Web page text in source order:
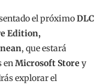
el próximoDLC
Edition,
, que estará
enMicrosoft Store y
explorar el